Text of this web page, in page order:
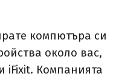
компютъра си
около вас,
iFixit. Компанията